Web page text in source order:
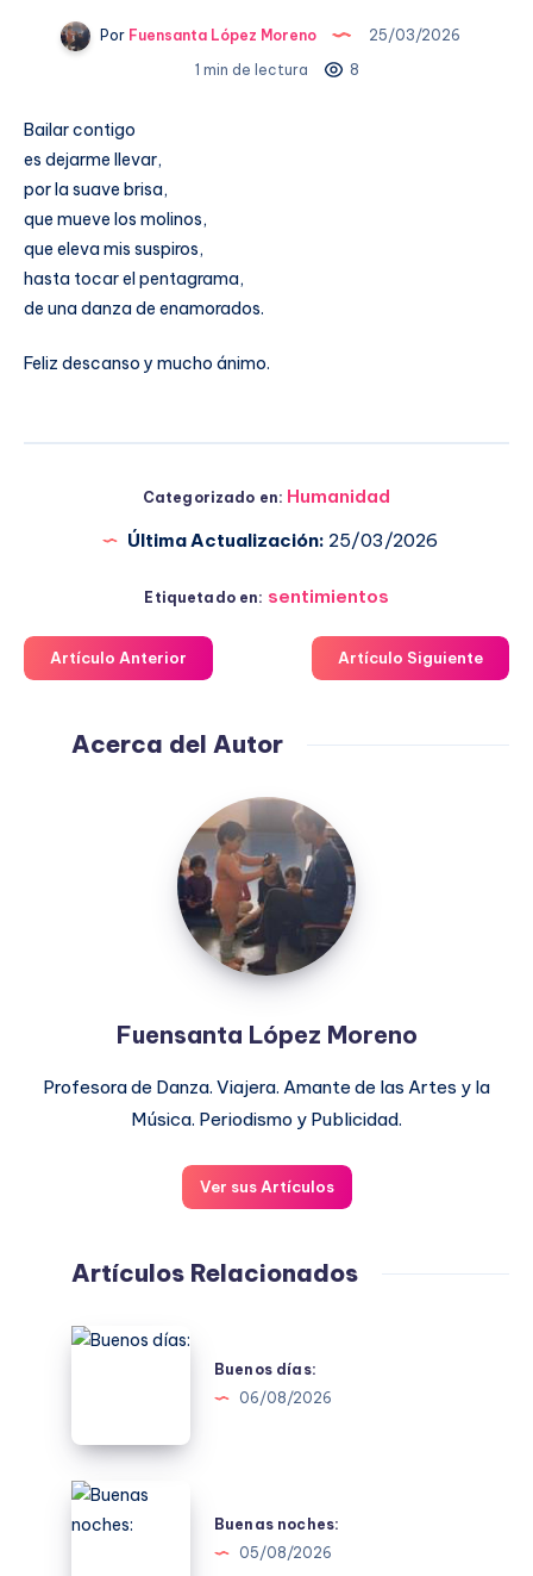
Por Fuensanta López Moreno
25/03/2026
1 min de lectura
8
Bailar contigo
es dejarme llevar,
por la suave brisa,
que mueve los molinos,
que eleva mis suspiros,
hasta tocar el pentagrama,
de una danza de enamorados.
Feliz descanso y mucho ánimo.
Categorizado en: Humanidad
Última Actualización: 25/03/2026
Etiquetado en: sentimientos
Artículo Anterior Artículo Siguiente
Acerca del Autor
Fuensanta
López
Moreno
Fuensanta López Moreno
Profesora de Danza. Viajera. Amante de las Artes y la
Música. Periodismo y Publicidad.
Ver sus Artículos
Artículos Relacionados
Buenos
Buenos días:
06/08/2026
Buenas
noches:
Buenas noches:
05/08/2026